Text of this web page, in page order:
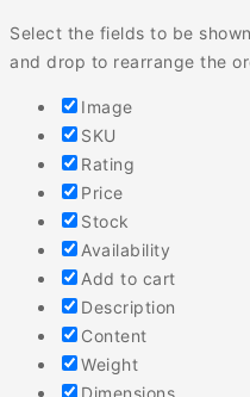
Select the fields to be
and drop to rearrange the
Image
SKU
Rating
Price
Stock
Availability
Add to cart
Description
Content
Weight
Dimensions